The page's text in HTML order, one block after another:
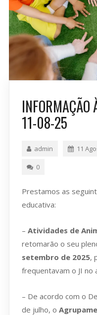
11-08-25
admin 11
0
Prestamos as
educativa:
– Atividades de
retomarão o seu
setembro de 2025,
frequentavam o JI no
– De acordo com o
de julho, o